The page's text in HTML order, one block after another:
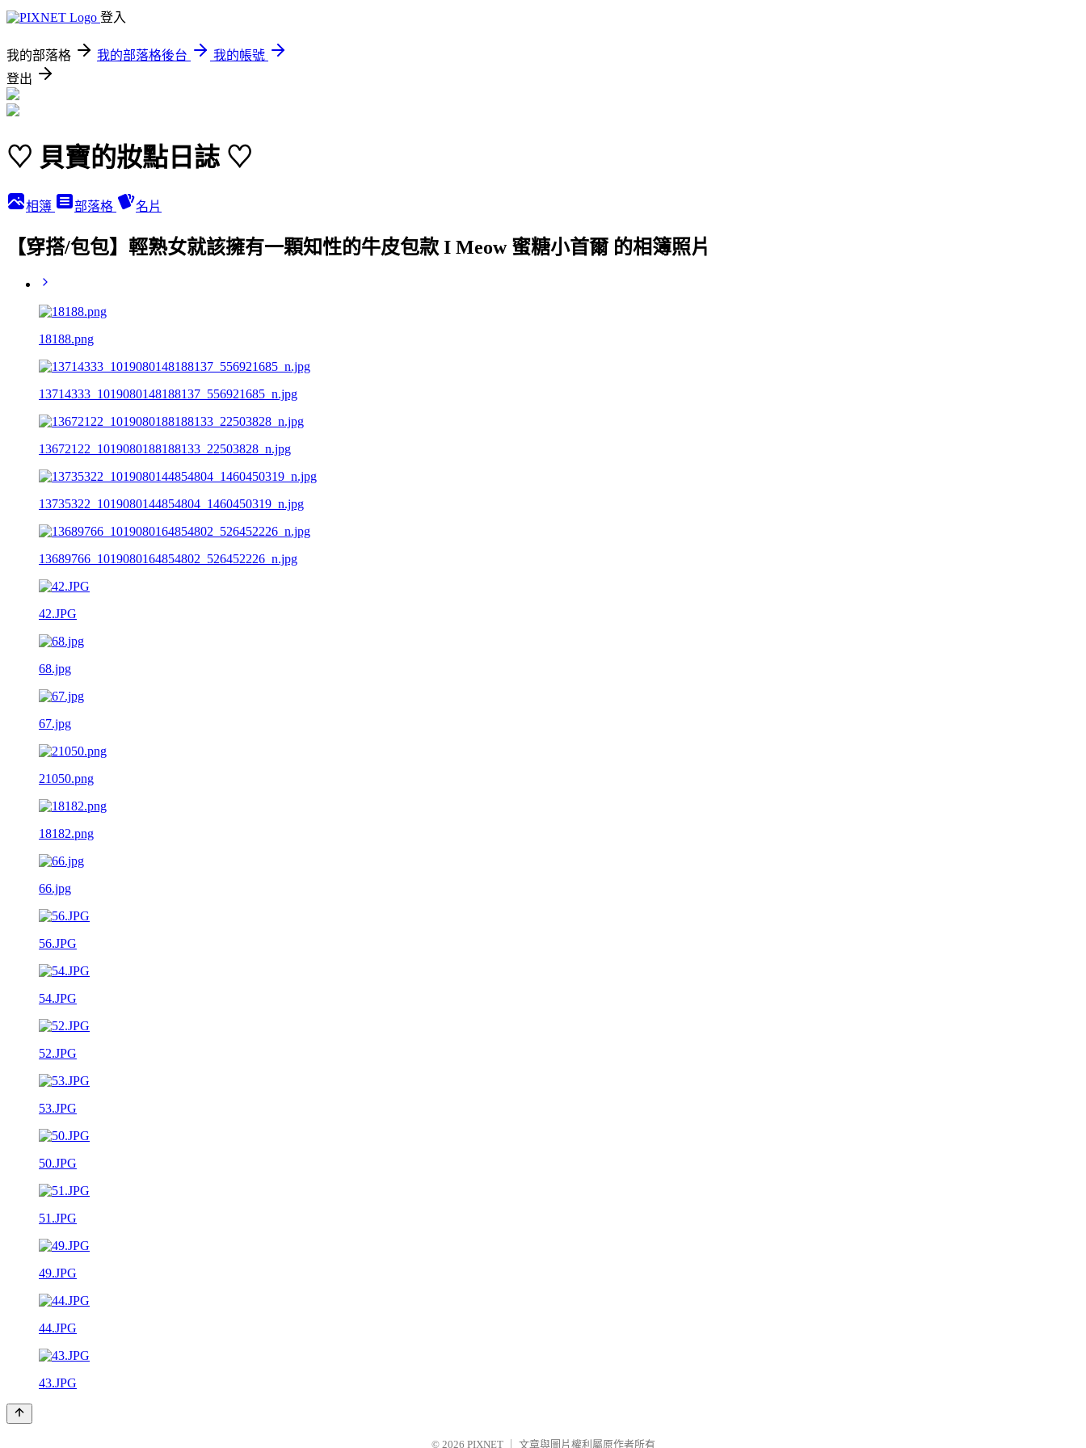
登入
我的部落格 我的部落格後台
我的帳號
登出
♡ 貝寶的妝點日誌 ♡
相簿 部落格 名片
【穿搭/包包】輕熟女就該擁有一顆知性的牛皮包款 I Meow 蜜糖小首爾 的相簿照片
18188.png
13714333_1019080148188137_556921685_n.jpg
13672122_1019080188188133_22503828_n.jpg
13735322_1019080144854804_1460450319_n.jpg
13689766_1019080164854802_526452226_n.jpg
42.JPG
68.jpg
67.jpg
21050.png
18182.png
66.jpg
56.JPG
54.JPG
52.JPG
53.JPG
50.JPG
51.JPG
49.JPG
44.JPG
43.JPG
© 2026 PIXNET 文章與圖片權利屬原作者所有